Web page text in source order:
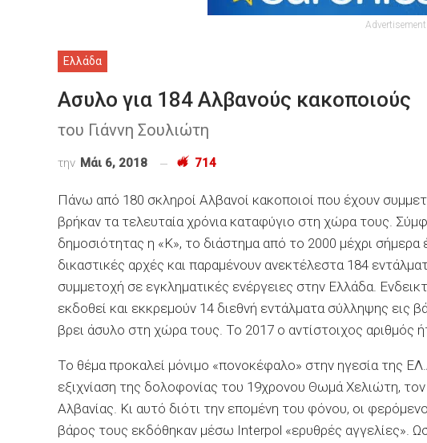
Advertisement
Ελλάδα
Ασυλο για 184 Αλβανούς κακοποιούς
του Γιάννη Σουλιώτη
την Μάι 6, 2018 714
Πάνω από 180 σκληροί Αλβανοί κακοποιοί που έχουν
βρήκαν τα τελευταία χρόνια καταφύγιο στη χώρα τους.
δημοσιότητας η «Κ», το διάστημα από το 2000 μέχρι σήμερα
δικαστικές αρχές και παραμένουν ανεκτέλεστα 184
συμμετοχή σε εγκληματικές ενέργειες στην Ελλάδα.
εκδοθεί και εκκρεμούν 14 διεθνή εντάλματα σύλληψης εις
βρει άσυλο στη χώρα τους. Το 2017 ο αντίστοιχος αριθμός
Το θέμα προκαλεί μόνιμο «πονοκέφαλο» στην ηγεσία της
εξιχνίαση της δολοφονίας του 19χρονου Θωμά Χελιώτη,
Αλβανίας. Κι αυτό διότι την επομένη του φόνου, οι
βάρος τους εκδόθηκαν μέσω Interpol «ερυθρές αγγελίες».